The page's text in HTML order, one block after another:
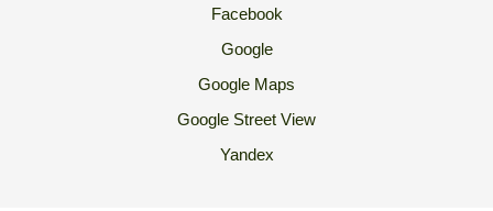
Facebook
Google
Google Maps
Google Street View
Yandex